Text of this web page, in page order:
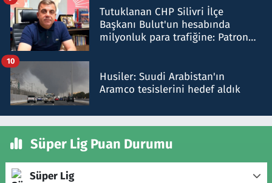
Tutuklanan CHP Silivri İlçe
Başkanı Bulut'un hesabında
milyonluk para trafiğine: Patron
Husiler: Suudi Arabistan'ın
Aramco tesislerini hedef aldık
10
Süper Lig Puan Durumu
Süper Lig